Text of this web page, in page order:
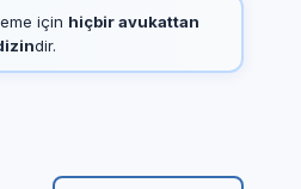
için hiçbir avukattan
dir.